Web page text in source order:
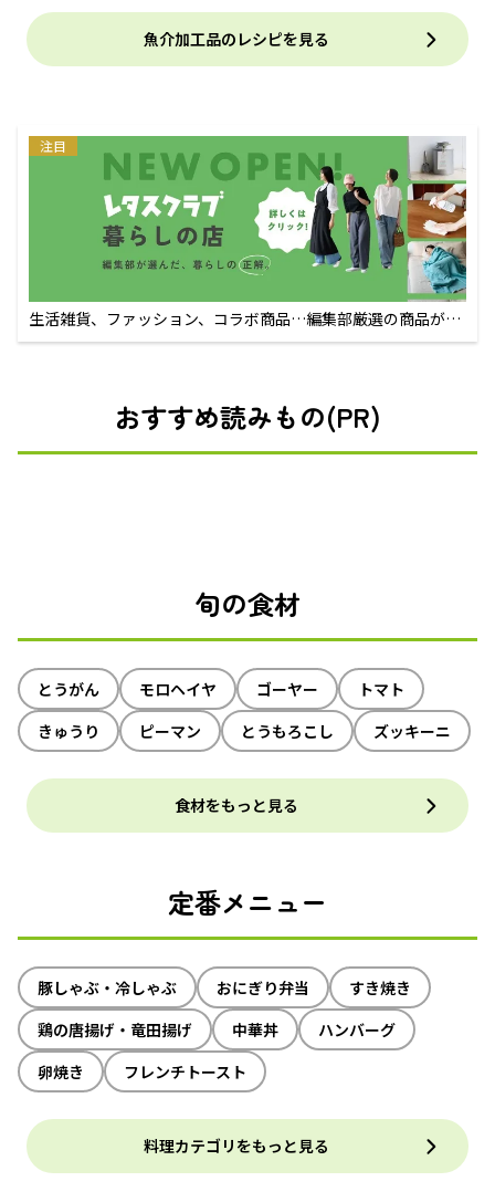
魚介加工品のレシピを見る
注目
生活雑貨、ファッション、コラボ商品…編集部厳選の商品が買
えるECサイト
おすすめ読みもの(PR)
旬の食材
とうがん モロヘイヤ ゴーヤー
トマト
きゅうり
ピーマン とうもろこし ズッキーニ
食材をもっと見る
定番メニュー
豚しゃぶ・冷しゃぶ おにぎり弁当
すき焼き
鶏の唐揚げ・竜田揚げ
中華丼
ハンバーグ
卵焼き
フレンチトースト
料理カテゴリをもっと見る